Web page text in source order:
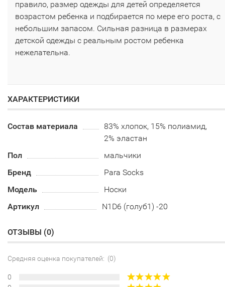
правило, размер одежды для детей определяется
возрастом ребенка и подбирается по мере его роста, с
небольшим запасом. Сильная разница в размерах
детской одежды с реальным ростом ребенка
нежелательна.
ХАРАКТЕРИСТИКИ
Состав материала
83% хлопок, 15% полиамид,
2% эластан
Пол
мальчики
Бренд
Para Socks
Модель
Носки
Артикул
N1D6 (голуб1) -20
ОТЗЫВЫ (0)
Средняя оценка покупателей: (0)
0